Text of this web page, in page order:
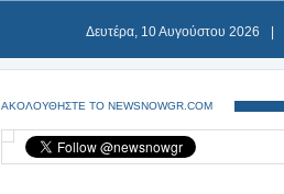
Δευτέρα, 10 Αυγούστου 2026
ΑΚΟΛΟΥΘΗΣΤΕ ΤΟ NEWSNOWGR.COM